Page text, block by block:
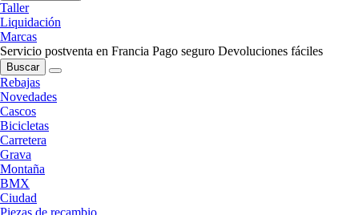
Taller
Liquidación
Marcas
Servicio postventa en Francia Pago seguro Devoluciones fáciles
Buscar
Rebajas
Novedades
Cascos
Bicicletas
Carretera
Grava
Montaña
BMX
Ciudad